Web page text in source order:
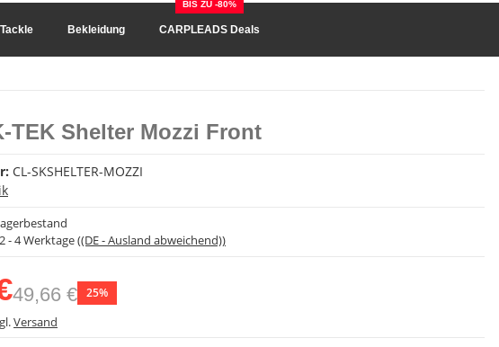
Tackle Bekleidung CARPLEADS Deals
BIS ZU -80%
TEK Shelter Mozzi Front
CL-SKSHELTER-MOZZI
2 - 4 Werktage((DE - Ausland abweichend))
49,66 € 25%
Versand